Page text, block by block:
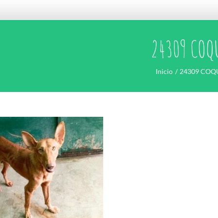
24309
Inicio 24309